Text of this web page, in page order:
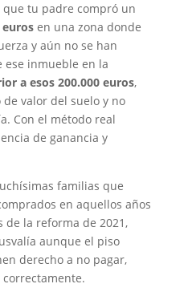
tu padre compró un
en una zona donde
y aún no se han
ese inmueble en la
a esos 200.000 euros,
valor del suelo y no
Con el método real
de ganancia y
familias que
en aquellos años
de la reforma de 2021,
aunque el piso
derecho a no pagar,